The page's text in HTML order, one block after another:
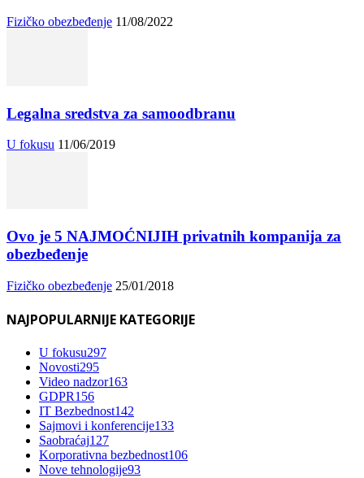
Fizičko obezbeđenje 11/08/2022
Legalna sredstva za samoodbranu
U fokusu 11/06/2019
Ovo je 5 NAJMOĆNIJIH privatnih kompanija za
obezbeđenje
Fizičko obezbeđenje 25/01/2018
NAJPOPULARNIJE KATEGORIJE
U fokusu297
Novosti295
Video nadzor163
GDPR156
IT Bezbednost142
Sajmovi i konferencije133
Saobraćaj127
Korporativna bezbednost106
Nove tehnologije93